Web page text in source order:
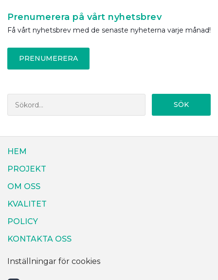
Prenumerera på vårt nyhetsbrev
Få vårt nyhetsbrev med de senaste nyheterna varje månad!
PRENUMERERA
SÖK
HEM
PROJEKT
OM OSS
KVALITET
POLICY
KONTAKTA OSS
Inställningar för cookies